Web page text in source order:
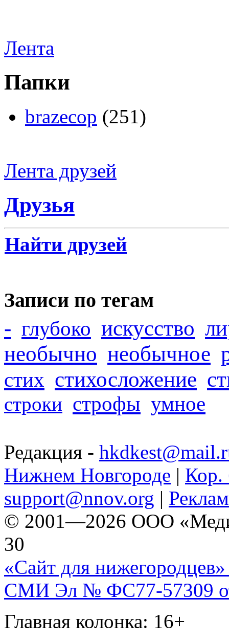
Лента
Папки
brazecop (251)
Лента друзей
Друзья
Найти друзей
Записи по тегам
- глубоко искусство
необычно необычное
стих стихосложение
строки строфы умное
Редакция -
Нижнем Новгороде | Кор.
support@nnov.org |
© 2001—2026 ООО
30
«Сайт для нижегородцев»
СМИ Эл № ФС77-57309
Главная колонка: 16+